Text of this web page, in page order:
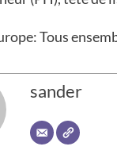
Tous
sander